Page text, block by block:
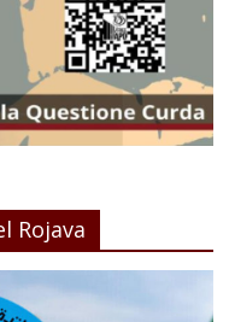
Rojava